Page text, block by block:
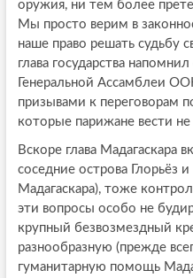
оружия, ни тем более
Мы просто верим в
наше право решать судьбу
глава государства
Генеральной Ассамблеи
призывами к переговорам
которые парижане вести не
Вскоре глава Мадагаскара
соседние острова Глорьёз и
Мадагаскара), тоже
эти вопросы особо не
крупный безвозмездный
разнообразную (прежде
гуманитарную помощь